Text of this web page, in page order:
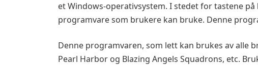
et Windows-operativsystem. I stedet for tastene
programvare som brukere kan bruke. Denne
Denne programvaren, som lett kan brukes av alle
Pearl Harbor og Blazing Angels Squadrons, etc.